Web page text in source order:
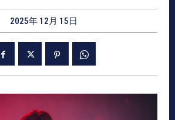
2025年 12月 15日